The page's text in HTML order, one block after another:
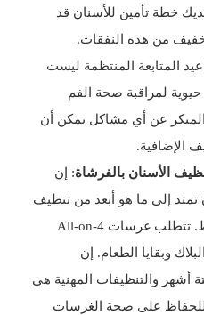
خطة تأمين للأسنان قد
من هذه النفقات.
المتابعة المنتظمة ليست
لمراقبة صحة الفم
عن أي مشاكل يمكن أن
الإضافية.
الأسنان بالفرشاة: إن
تمتد إلى ما هو أبعد من تنظيف
الأسنان بالفرشاة والخيط. تتطلب غرسات All-on-4
وبقايا الطعام. إن
والتنظيفات المهنية هي
للحفاظ على صحة الغرسات